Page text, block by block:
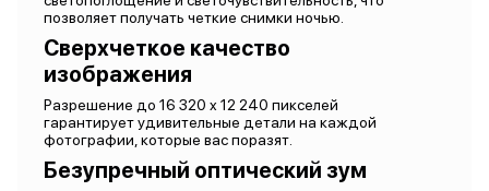
позволяет получать четкие снимки ночью.
Сверхчеткое качество
изображения
Разрешение до 16 320 x 12 240 пикселей
гарантирует удивительные детали на каждой
фотографии, которые вас поразят.
Безупречный оптический зум